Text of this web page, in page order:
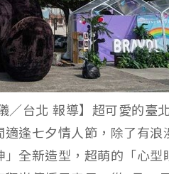
／台北 報導】超可愛的臺
適逢七夕情人節，除了有
全新造型，超萌的「心